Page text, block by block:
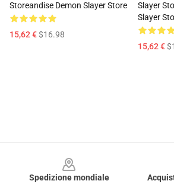
Storeandise Demon Slayer Store
15,62 €$16.98
Slayer
Slayer
15,62 €
Spedizione mondiale